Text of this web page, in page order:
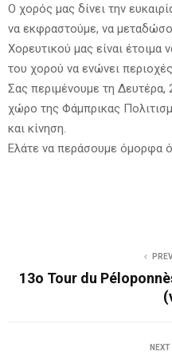
Ο χορός μας δίνει την
να εκφραστούμε, να
Χορευτικού μας είναι έτοιμα
του χορού να ενώνει
Σας περιμένουμε τη Δευτέρα,
χώρο της Φάμπρικας
και κίνηση.
Ελάτε να περάσουμε όμορφα
13ο Tour du